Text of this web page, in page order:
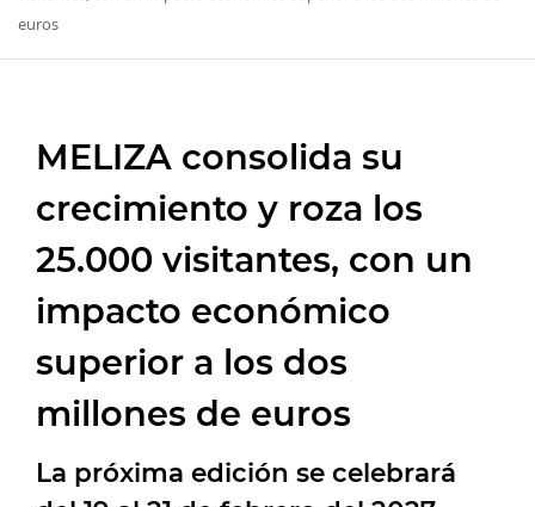
euros
MELIZA consolida su
crecimiento y roza los
25.000 visitantes, con un
impacto económico
superior a los dos
millones de euros
La próxima edición se celebrará